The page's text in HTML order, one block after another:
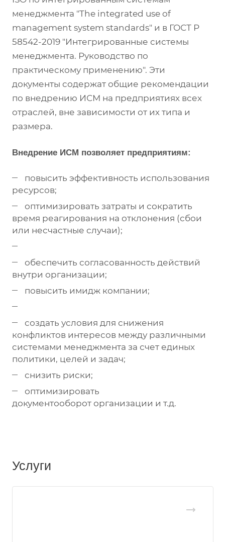
менеджмента "The integrated use of
management system standards" и в ГОСТ Р
58542-2019 "Интегрированные системы
менеджмента. Руководство по
практическому применению". Эти
документы содержат общие рекомендации
по внедрению ИСМ на предприятиях всех
отраслей, вне зависимости от их типа и
размера.
Внедрение ИСМ позволяет предприятиям:
повысить эффективность использования
ресурсов;
оптимизировать затраты и сократить
время реагирования на отклонения (сбои
или несчастные случаи);
обеспечить согласованность действий
внутри организации;
повысить имидж компании;
создать условия для снижения
конфликтов интересов между различными
системами менеджмента за счет единых
политики, целей и задач;
снизить риски;
оптимизировать
документооборот организации и т.д.
Услуги